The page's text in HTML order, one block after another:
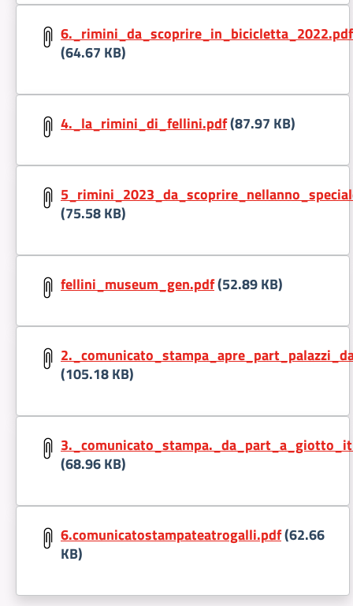
Document:
6._rimini_da_scoprire_in_bicicletta_2022.pdf
(64.67 KB)
Document:
4._la_rimini_di_fellini.pdf(87.97 KB)
Document:
(75.58 KB)
Document:
fellini_museum_gen.pdf(52.89 KB)
Document:
(105.18 KB)
Document:
(68.96 KB)
Document:
6.comunicatostampateatrogalli.pdf(62.66
KB)